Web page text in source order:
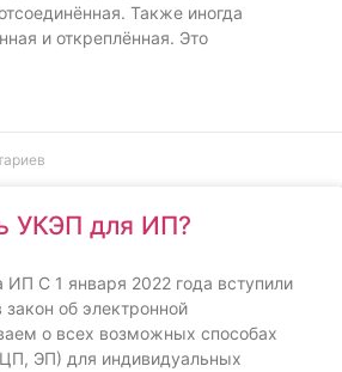
Также иногда
и откреплённая. Это
УКЭП для ИП?
С 1 января 2022 года вступили
об электронной
о всех возможных способах
ЭП) для индивидуальных